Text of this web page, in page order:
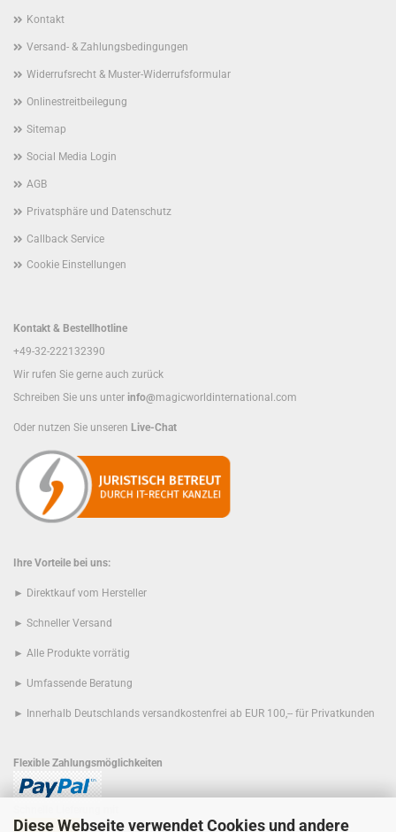
Diese Webseite verwendet Cookies und andere
Kontakt
Versand- & Zahlungsbedingungen
Widerrufsrecht & Muster-Widerrufsformular
Onlinestreitbeilegung
Sitemap
Social Media Login
AGB
Privatsphäre und Datenschutz
Callback Service
Cookie Einstellungen
Kontakt & Bestellhotline
+49-32-222132390
Wir rufen Sie gerne auch zurück
Schreiben Sie uns unter info@magicworldinternational.com
Oder nutzen Sie unseren Live-Chat
Ihre Vorteile bei uns:
► Direktkauf vom Hersteller
► Schneller Versand
► Alle Produkte vorrätig
► Umfassende Beratung
► Innerhalb Deutschlands versandkostenfrei ab EUR 100,-- für Privatkunden
Flexible Zahlungsmöglichkeiten